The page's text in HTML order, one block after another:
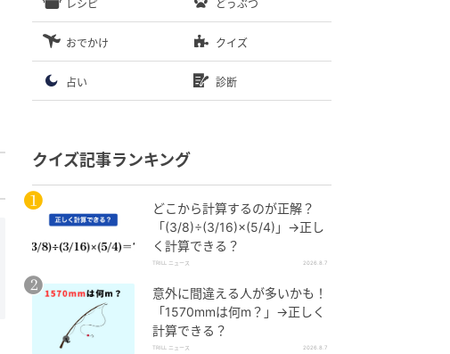
レシピ どうぶつ
おでかけ クイズ
占い 診断
クイズ記事ランキング
どこから計算するのが正解？
「(3/8)÷(3/16)×(5/4)」→正し
く計算できる？
TRILL ニュース 2026.8.7
意外に間違える人が多いかも！
「1570mmは何m？」→正しく
計算できる？
TRILL ニュース 2026.8.7